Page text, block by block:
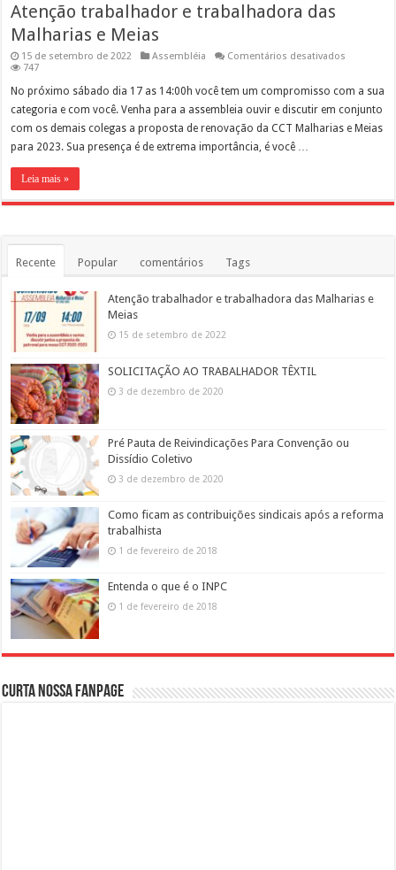
Atenção trabalhador e trabalhadora das
Malharias e Meias
15 de setembro de 2022 Assembléia Comentários desativados
e
das
Malharias
747
No próximo sábado dia 17 as 14:00h você tem um compromisso com a sua
categoria e com você. Venha para a assembleia ouvir e discutir em conjunto
com os demais colegas a proposta de renovação da CCT Malharias e Meias
para 2023. Sua presença é de extrema importância, é você …
Leia mais »
Recente Popular comentários Tags
Atenção trabalhador e trabalhadora das Malharias e
Meias
15 de setembro de 2022
SOLICITAÇÃO AO TRABALHADOR TÊXTIL
3 de dezembro de 2020
Pré Pauta de Reivindicações Para Convenção ou
Dissídio Coletivo
3 de dezembro de 2020
Como ficam as contribuições sindicais após a reforma
trabalhista
1 de fevereiro de 2018
Entenda o que é o INPC
1 de fevereiro de 2018
Curta nossa fanpage